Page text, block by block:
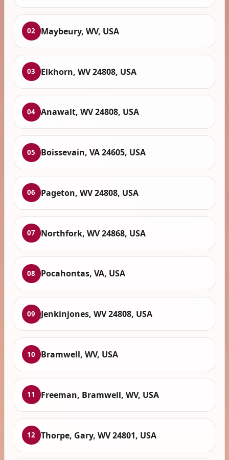
02 Maybeury, WV, USA
03 Elkhorn, WV 24808, USA
04 Anawalt, WV 24808, USA
05 Boissevain, VA 24605, USA
06 Pageton, WV 24808, USA
07 Northfork, WV 24868, USA
08 Pocahontas, VA, USA
09 Jenkinjones, WV 24808, USA
10 Bramwell, WV, USA
11 Freeman, Bramwell, WV, USA
12 Thorpe, Gary, WV 24801, USA